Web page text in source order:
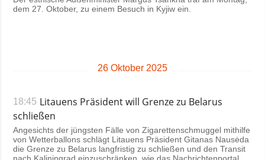
dem 27. Oktober, zu einem Besuch in Kyjiw ein.
26 Oktober 2025
18:45 Litauens Präsident will Grenze zu Belarus
schließen
Angesichts der jüngsten Fälle von Zigarettenschmuggel mithilfe
von Wetterballons schlägt Litauens Präsident Gitanas Nausėda
die Grenze zu Belarus langfristig zu schließen und den Transit